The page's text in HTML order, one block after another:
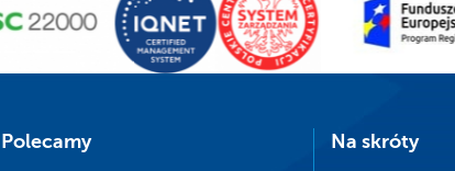
Polecamy Na skróty